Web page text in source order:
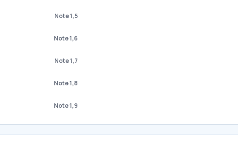
Note 1,5
Note 1,6
Note 1,7
Note 1,8
Note 1,9